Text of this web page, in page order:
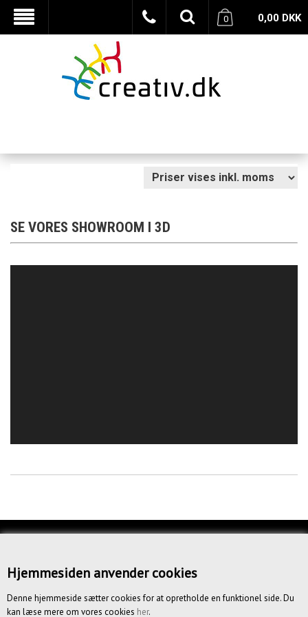
Hjemmesiden anvender cookies
Denne hjemmeside sætter cookies for at opretholde en funktionel side. Du
kan læse mere om vores cookies her.
0,00 DKK
0
SE VORES SHOWROOM I 3D
OM OS
BETINGELSER